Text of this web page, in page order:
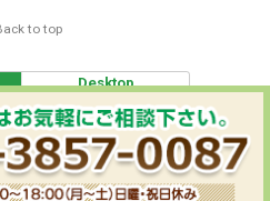
to top
Desktop